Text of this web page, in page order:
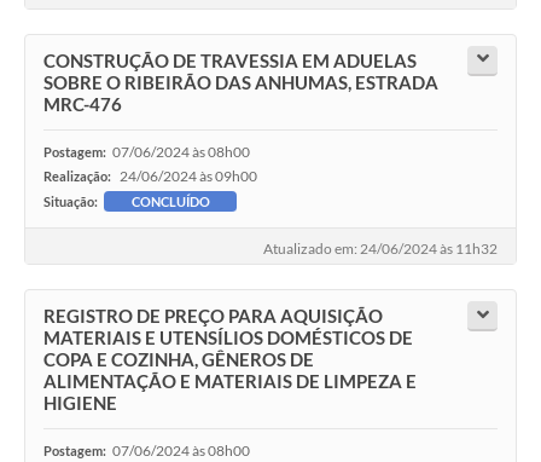
CONSTRUÇÃO DE TRAVESSIA EM ADUELAS
SOBRE O RIBEIRÃO DAS ANHUMAS, ESTRADA
MRC-476
Postagem: 07/06/2024 às 08h00
Realização: 24/06/2024 às 09h00
Situação: CONCLUÍDO
Atualizado em: 24/06/2024 às 11h32
REGISTRO DE PREÇO PARA AQUISIÇÃO
MATERIAIS E UTENSÍLIOS DOMÉSTICOS DE
COPA E COZINHA, GÊNEROS DE
ALIMENTAÇÃO E MATERIAIS DE LIMPEZA E
HIGIENE
Postagem: 07/06/2024 às 08h00